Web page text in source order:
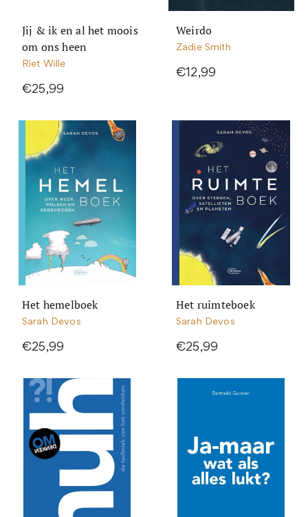
Jij & ik en al het moois
om ons heen
Riet Wille
€25,99
Weirdo
Zadie Smith
€12,99
Het hemelboek
Sarah Devos
€25,99
Het ruimteboek
Sarah Devos
€25,99